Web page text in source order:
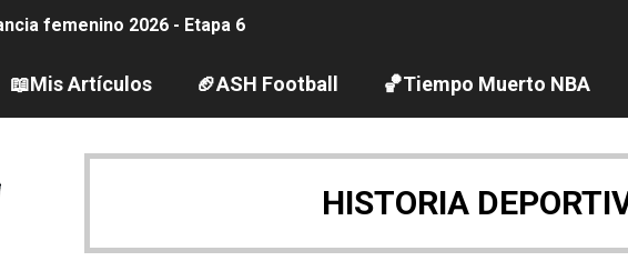
femenino 2026 - Etapa 6
Baseball League 2026
de Europa en aguas abiertas 2026 (París, Francia) - Dobletes de
de Europa de pentatlón moderno 2026 (Estambul, Turquía)
de Europa de natación artística 2026 (París, Francia) - España domina
📖Mis Artículos 🏈ASH Football 🏀Tiempo Muerto NBA
HISTORIA